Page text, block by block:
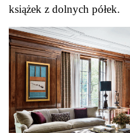
książek z dolnych półek.